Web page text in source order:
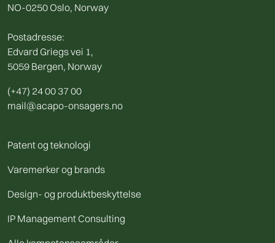
NO-0250 Oslo, Norway
Postadresse:
Edvard Griegs vei 1,
5059 Bergen, Norway
(+47) 24 00 37 00
mail@acapo-onsagers.no
Patent og teknologi
Varemerker og brands
Design- og produktbeskyttelse
IP Management Consulting